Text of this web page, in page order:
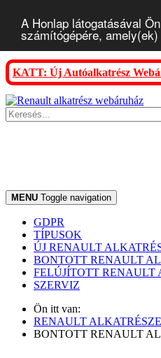
A Honlap látogatásával
számítógépére,
KATT: Új Autóalkatrész
MENU Toggle navigation
GDPR
TÍPUSOK
ÚJ RENAULT
BONTOTT RENAULT
FELÚJÍTOTT RENAULT
SZERVIZ
Ön itt van:
RENAULT
BONTOTT RENAULT